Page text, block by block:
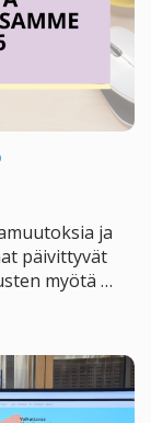
ja
päivittyvät
myötä …